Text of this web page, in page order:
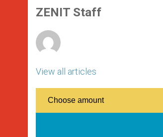
p
p
g
e
o
k
ZENIT Staff
View all articles